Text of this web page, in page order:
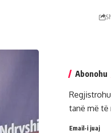
Abonohu
tanë më të
Email-i juaj